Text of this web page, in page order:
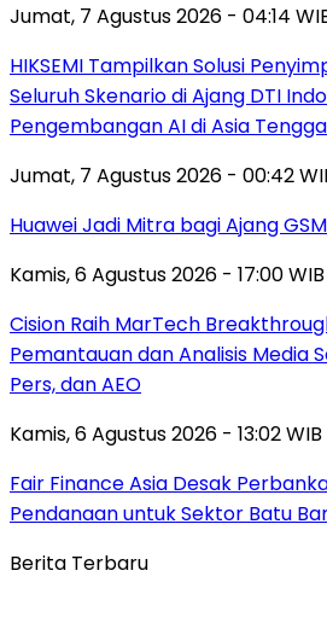
Jumat, 7 Agustus 2026 - 04:14
HIKSEMI Tampilkan Solusi
Seluruh Skenario di Ajang DTI
Pengembangan AI di Asia
Jumat, 7 Agustus 2026 - 00:42
Huawei Jadi Mitra bagi Ajang
Kamis, 6 Agustus 2026 - 17:00 WIB
Cision Raih MarTech
Pemantauan dan Analisis Media
Pers, dan AEO
Kamis, 6 Agustus 2026 - 13:02 WIB
Fair Finance Asia Desak
Pendanaan untuk Sektor Batu
Berita Terbaru